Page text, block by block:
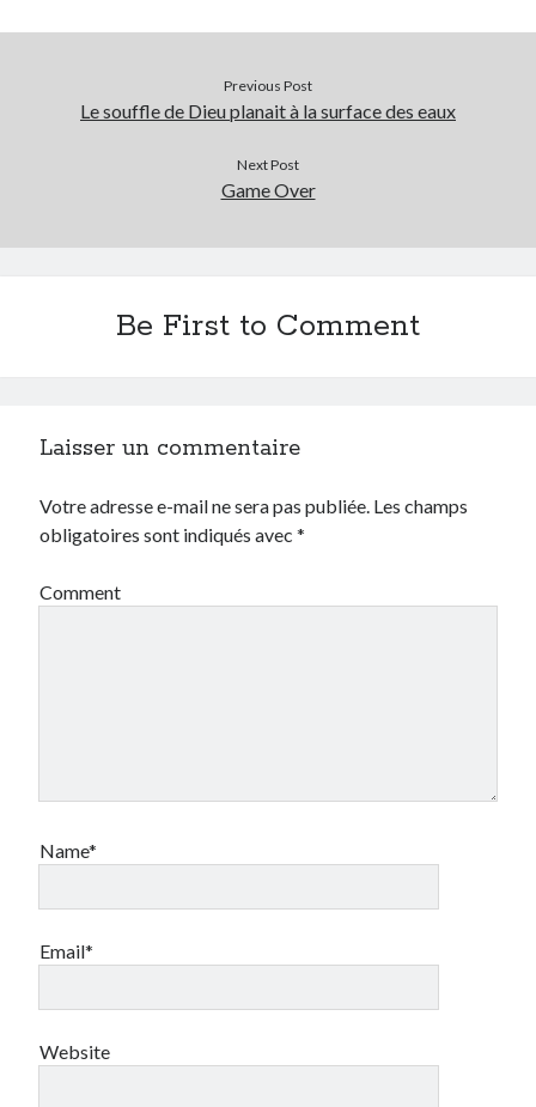
Archives
Previous Post
Le souffle de Dieu planait à la surface des eaux
Next Post
Game Over
Be First to Comment
Laisser un commentaire
Votre adresse e-mail ne sera pas publiée. Les champs
obligatoires sont indiqués avec*
Comment
Name*
Email*
Website